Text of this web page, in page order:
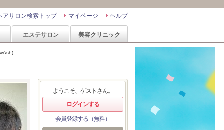
ヘルプ
マイページ
アサロン検索トップ
エステサロン 美容クリニック
ようこそ、ゲストさん。
ログインする
会員登録する（無料）